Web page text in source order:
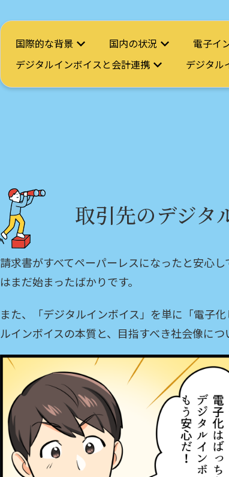
国際的な背景 国内の状況 電子イ
デジタルインボイスと会計連携
デジタル
取引先のデジタ
請求書がすべてペーパーレスになったと安心
はまだ始まったばかりです。
また、「デジタルインボイス」を単に「電子
ルインボイスの本質と、目指すべき社会像につ